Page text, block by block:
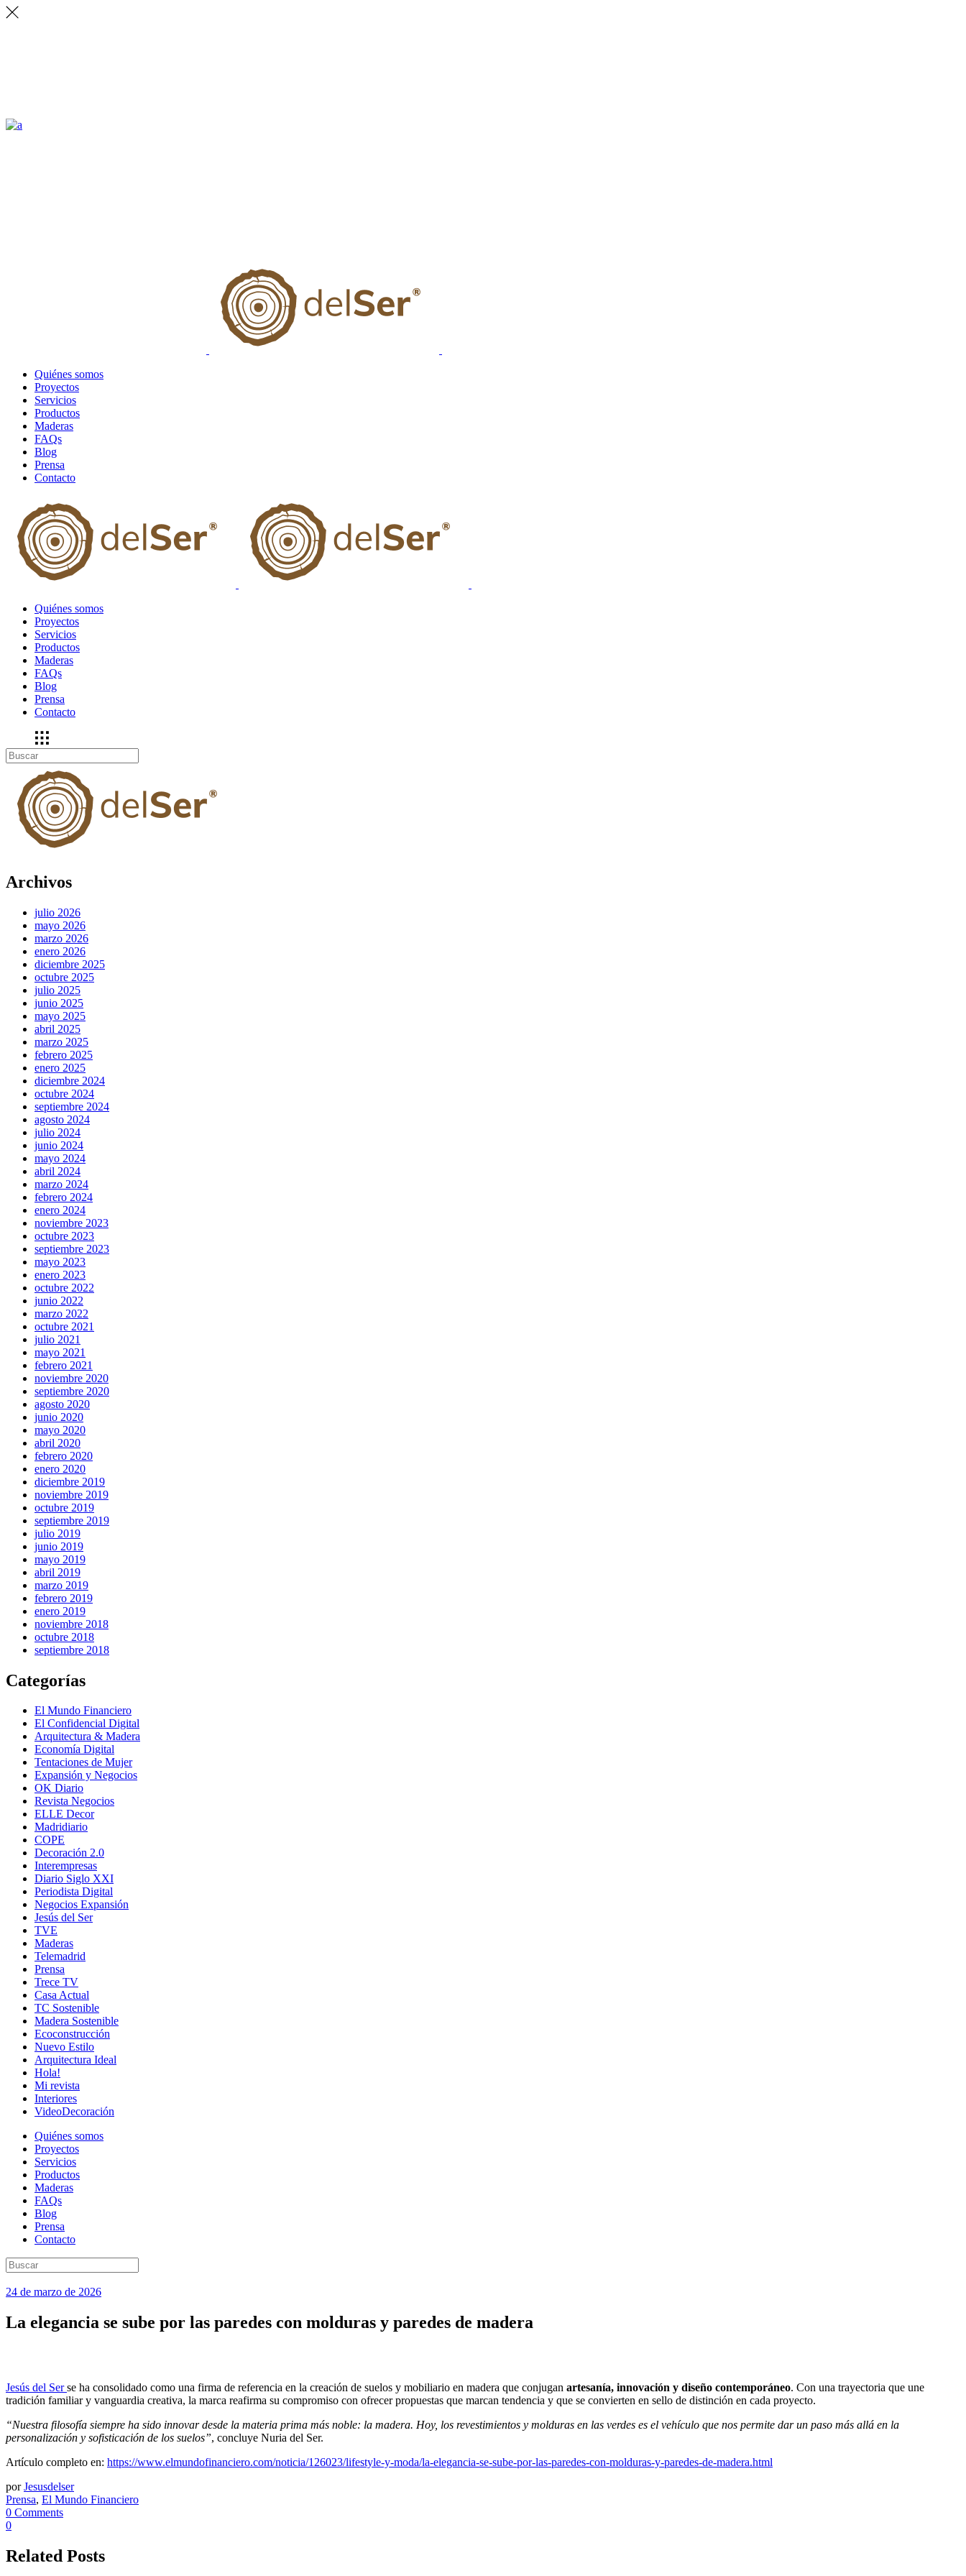
Quiénes somos
Proyectos
Servicios
Productos
Maderas
FAQs
Blog
Prensa
Contacto
Quiénes somos
Proyectos
Servicios
Productos
Maderas
FAQs
Blog
Prensa
Contacto
Archivos
julio 2026
mayo 2026
marzo 2026
enero 2026
diciembre 2025
octubre 2025
julio 2025
junio 2025
mayo 2025
abril 2025
marzo 2025
febrero 2025
enero 2025
diciembre 2024
octubre 2024
septiembre 2024
agosto 2024
julio 2024
junio 2024
mayo 2024
abril 2024
marzo 2024
febrero 2024
enero 2024
noviembre 2023
octubre 2023
septiembre 2023
mayo 2023
enero 2023
octubre 2022
junio 2022
marzo 2022
octubre 2021
julio 2021
mayo 2021
febrero 2021
noviembre 2020
septiembre 2020
agosto 2020
junio 2020
mayo 2020
abril 2020
febrero 2020
enero 2020
diciembre 2019
noviembre 2019
octubre 2019
septiembre 2019
julio 2019
junio 2019
mayo 2019
abril 2019
marzo 2019
febrero 2019
enero 2019
noviembre 2018
octubre 2018
septiembre 2018
Categorías
El Mundo Financiero
El Confidencial Digital
Arquitectura & Madera
Economía Digital
Tentaciones de Mujer
Expansión y Negocios
OK Diario
Revista Negocios
ELLE Decor
Madridiario
COPE
Decoración 2.0
Interempresas
Diario Siglo XXI
Periodista Digital
Negocios Expansión
Jesús del Ser
TVE
Maderas
Telemadrid
Prensa
Trece TV
Casa Actual
TC Sostenible
Madera Sostenible
Ecoconstrucción
Nuevo Estilo
Arquitectura Ideal
Hola!
Mi revista
Interiores
VideoDecoración
Quiénes somos
Proyectos
Servicios
Productos
Maderas
FAQs
Blog
Prensa
Contacto
24 de marzo de 2026
La elegancia se sube por las paredes con molduras y paredes de madera
Jesús del Serse ha consolidado como una firma de referencia en la creación de suelos y mobiliario en madera que conjugan artesanía, innovación y diseño contemporáneo. Con una trayectoria que une
tradición familiar y vanguardia creativa, la marca reafirma su compromiso con ofrecer propuestas que marcan tendencia y que se convierten en sello de distinción en cada proyecto.
“Nuestra filosofía siempre ha sido innovar desde la materia prima más noble: la madera. Hoy, los revestimientos y molduras en las verdes es el vehículo que nos permite dar un paso más allá en la
personalización y sofisticación de los suelos”, concluye Nuria del Ser.
Artículo completo en: https://www.elmundofinanciero.com/noticia/126023/lifestyle-y-moda/la-elegancia-se-sube-por-las-paredes-con-molduras-y-paredes-de-madera.html
porJesusdelser
Prensa, El Mundo Financiero
0 Comments
0
Related Posts